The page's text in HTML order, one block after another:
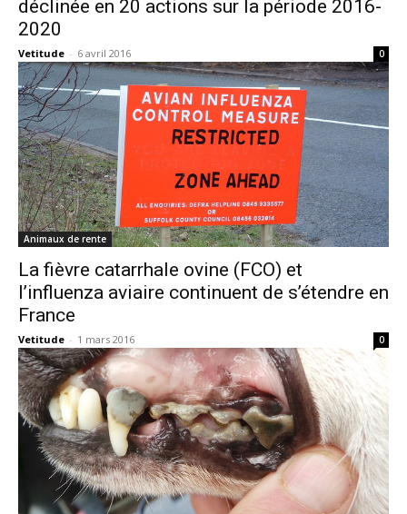
déclinée en 20 actions sur la période 2016-
2020
Vetitude - 6 avril 2016 0
Animaux de rente
La fièvre catarrhale ovine (FCO) et
l’influenza aviaire continuent de s’étendre en
France
Vetitude - 1 mars 2016 0